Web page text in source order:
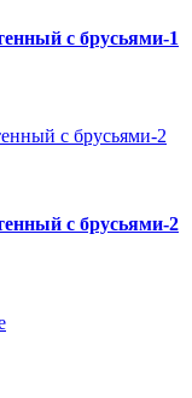
с брусьями-1
с брусьями-2